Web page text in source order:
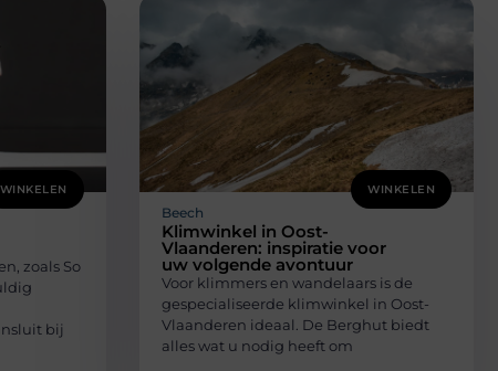
WINKELEN
zoals So
bij
WINKELEN
Beech
Klimwinkel in Oost-
Vlaanderen: inspiratie voor
uw volgende avontuur
Voor klimmers en wandelaars is de
gespecialiseerde klimwinkel in Oost-
Vlaanderen ideaal. De Berghut biedt
alles wat u nodig heeft om